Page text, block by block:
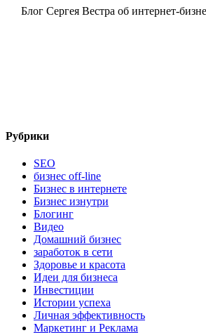
Блог Сергея Вестра об интернет-
Рубрики
SEO
бизнес off-line
Бизнес в интернете
Бизнес изнутри
Блогинг
Видео
Домашний бизнес
заработок в сети
Здоровье и красота
Идеи для бизнеса
Инвестиции
Истории успеха
Личная эффективность
Маркетинг и Реклама